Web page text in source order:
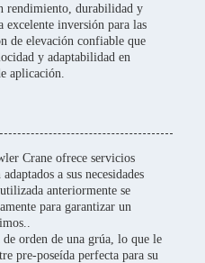
rendimiento, durabilidad y
excelente inversión para las
de elevación confiable que
y adaptabilidad en
aplicación.
Crane ofrece servicios
a sus necesidades
anteriormente se
para garantizar un
orden de una grúa, lo que le
pre-poseída perfecta para su